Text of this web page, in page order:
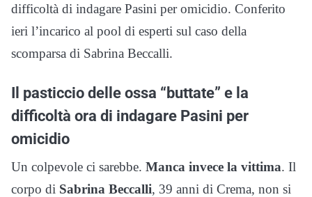
difficoltà di indagare Pasini per omicidio. Conferito
ieri l’incarico al pool di esperti sul caso della
scomparsa di Sabrina Beccalli.
Il pasticcio delle ossa “buttate” e la
difficoltà ora di indagare Pasini per
omicidio
Un colpevole ci sarebbe. Manca invece la vittima. Il
corpo di Sabrina Beccalli, 39 anni di Crema, non si